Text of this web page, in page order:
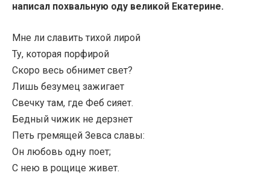
написал похвальную оду великой Екатерине.
Мне ли славить тихой лирой
Ту, которая порфирой
Скоро весь обнимет свет?
Лишь безумец зажигает
Свечку там, где Феб сияет.
Бедный чижик не дерзнет
Петь гремящей Зевса славы:
Он любовь одну поет;
С нею в рощице живет.